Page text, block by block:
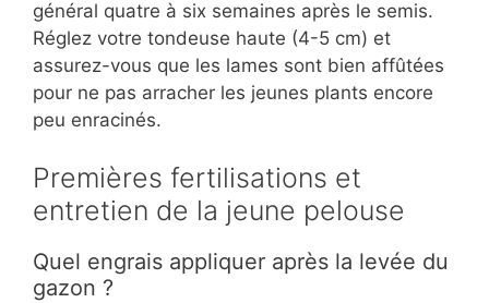
général quatre à six semaines après le semis.
Réglez votre tondeuse haute (4-5 cm) et
assurez-vous que les lames sont bien affûtées
pour ne pas arracher les jeunes plants encore
peu enracinés.
Premières fertilisations et
entretien de la jeune pelouse
Quel engrais appliquer après la levée du
gazon ?